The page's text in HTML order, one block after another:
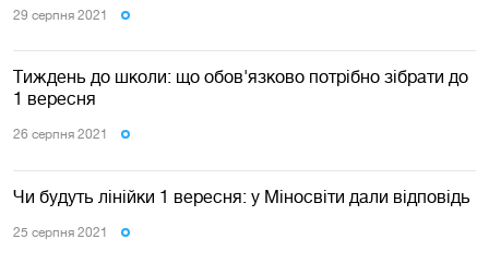
29 серпня 2021
Тиждень до школи: що обов'язково потрібно зібрати до
1 вересня
26 серпня 2021
Чи будуть лінійки 1 вересня: у Міносвіти дали відповідь
25 серпня 2021